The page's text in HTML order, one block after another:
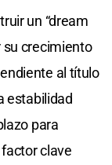
un “dream
su crecimiento
al título
estabilidad
para
clave